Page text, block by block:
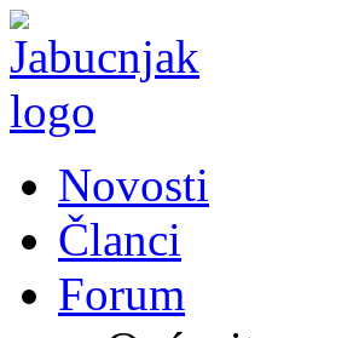
Novosti
Članci
Forum